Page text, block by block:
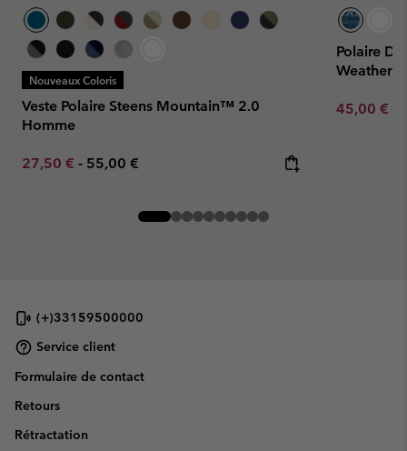
Nouveaux Coloris
Veste Polaire Steens Mountain™ 2.0
Homme
Minimum sale price:
27,50 € - Maximum price:
55,00 €
Polaire
Sale price:
45,00 €
(+)33159500000
Service client
Formulaire de contact
Retours
Rétractation